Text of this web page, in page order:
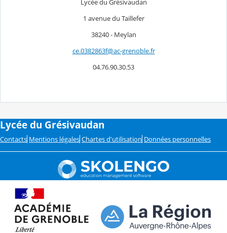
Lycée du Grésivaudan
1 avenue du Taillefer
38240 - Meylan
ce.0382863f@ac-grenoble.fr
04.76.90.30.53
Lycée du Grésivaudan
Contacts Mentions légales Chartes d'utilisation Données personnelles